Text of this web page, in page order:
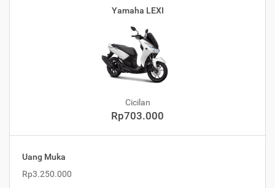
Yamaha LEXI
Cicilan
Rp703.000
Uang Muka
Rp3.250.000